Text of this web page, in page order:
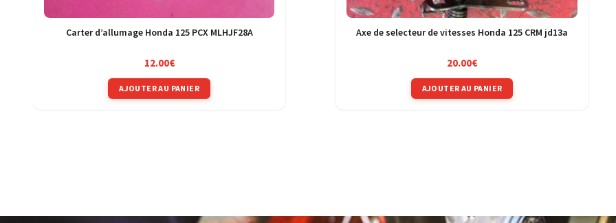
Carter d’allumage Honda 125 PCX MLHJF28A
12.00€
AJOUTER AU PANIER
Axe de selecteur de vitesses Honda 125 CRM jd13a
20.00€
AJOUTER AU PANIER